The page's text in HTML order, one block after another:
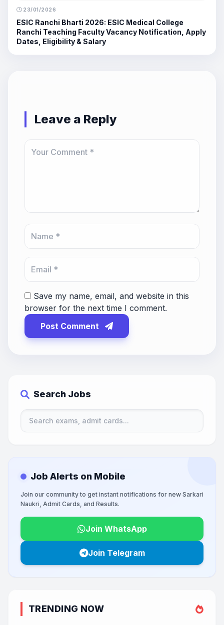
23/01/2026
ESIC Ranchi Bharti 2026: ESIC Medical College
Ranchi Teaching Faculty Vacancy Notification, Apply
Dates, Eligibility & Salary
Leave a Reply
Save my name, email, and website in this
browser for the next time I comment.
Post Comment
Search Jobs
Job Alerts on Mobile
Join our community to get instant notifications for new Sarkari
Naukri, Admit Cards, and Results.
Join WhatsApp
Join Telegram
TRENDING NOW